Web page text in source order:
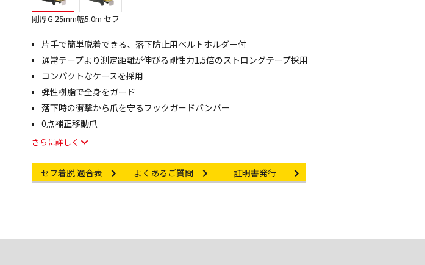
剛厚G 25mm幅5.0m セフ
片手で簡単脱着できる、落下防止用ベルトホルダー付
通常テープより測定距離が伸びる剛性力1.5倍のストロングテープ採用
コンパクトなケースを採用
弾性樹脂で全身をガード
落下時の衝撃から爪を守るフックガードバンパー
0点補正移動爪
さらに詳しく
Other link
セフ着脱 適合表 Other link
よくあるご質問 Certificate Issuance
証明書発行